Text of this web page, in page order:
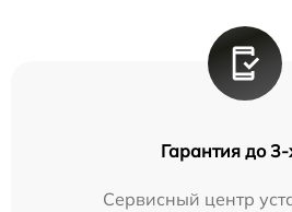
Гарантия до 3-
Сервисный центр